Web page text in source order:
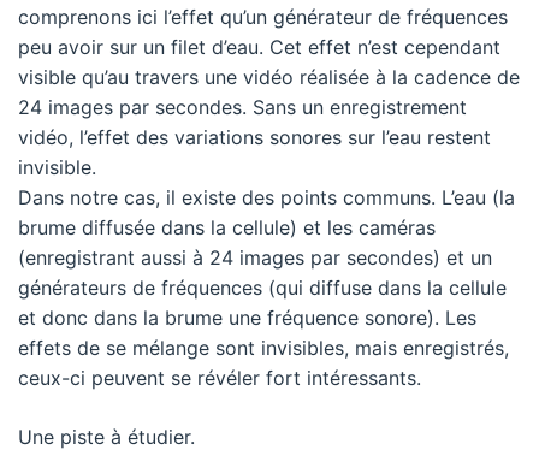
comprenons ici l’effet qu’un générateur de fréquences
peu avoir sur un filet d’eau. Cet effet n’est cependant
visible qu’au travers une vidéo réalisée à la cadence de
24 images par secondes. Sans un enregistrement
vidéo, l’effet des variations sonores sur l’eau restent
invisible.
Dans notre cas, il existe des points communs. L’eau (la
brume diffusée dans la cellule) et les caméras
(enregistrant aussi à 24 images par secondes) et un
générateurs de fréquences (qui diffuse dans la cellule
et donc dans la brume une fréquence sonore). Les
effets de se mélange sont invisibles, mais enregistrés,
ceux-ci peuvent se révéler fort intéressants.
Une piste à étudier.